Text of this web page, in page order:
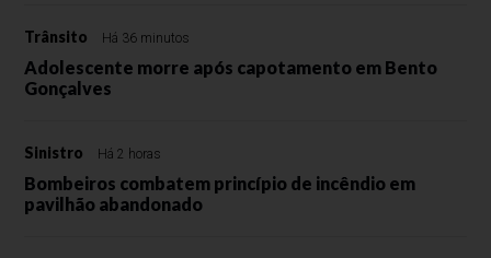
Trânsito Há 36 minutos
Adolescente morre após capotamento em Bento
Gonçalves
Sinistro Há 2 horas
Bombeiros combatem princípio de incêndio em
pavilhão abandonado